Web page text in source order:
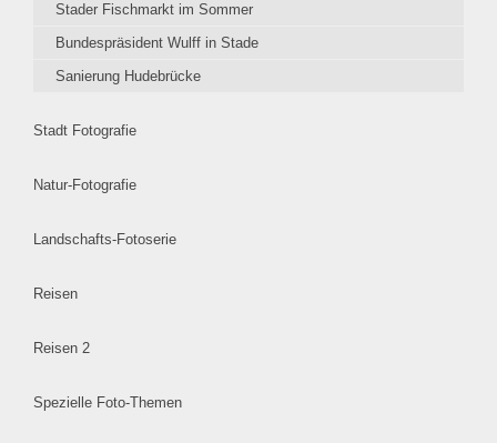
Stader Fischmarkt im Sommer
Bundespräsident Wulff in Stade
Sanierung Hudebrücke
Stadt Fotografie
Natur-Fotografie
Landschafts-Fotoserie
Reisen
Reisen 2
Spezielle Foto-Themen